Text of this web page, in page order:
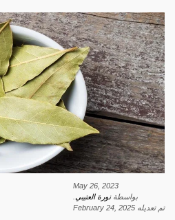
May 26, 2023
بواسطةنورة العتيبي
تم تعديله February 24, 2025